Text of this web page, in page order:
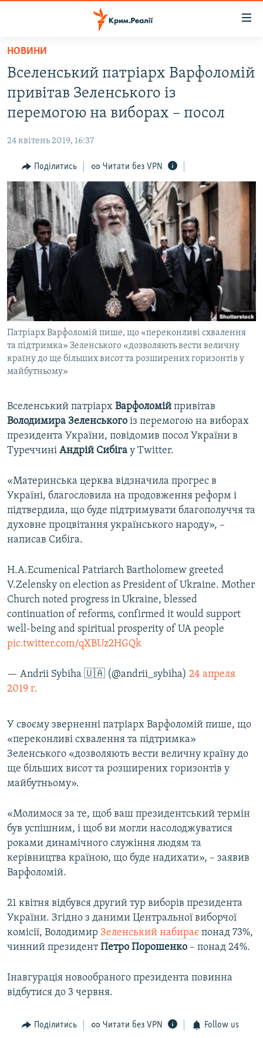
Перейти
основного
матеріалу
Перейти
до
основної
Перейти
до
пошуку
ВІДЕО ТА ФОТО
БЛОГИ
ПОГЛЯД
ІНТЕРВ'Ю
ВСЕ ЗА ДЕНЬ
СПЕЦПРОЕКТИ
ДЕПОРТАЦІЯ
ВІДЕОУРОКИ «ELIFBE»
СВІДЧЕННЯ ОКУПАЦІЇ
УКРАЇНСЬКА ПРОБЛЕМА КРИМУ
ІНФОГРАФІКА
ЯК ОБІЙТИ БЛОКУВАННЯ
Русский
Qırımtatar
ДОЛУЧАЙСЯ!
НОВИНИ
Вселенський патріарх Варфоломій
привітав Зеленського із
перемогою на виборах – посол
24 квітень 2019, 16:37
Поділитись Читати без VPN
Патріарх Варфоломій пише, що «переконливі схвалення
та підтримка» Зеленського «дозволяють вести величну
країну до ще більших висот та розширених горизонтів у
майбутньому»
Вселенський патріарх Варфоломій привітав
Володимира Зеленського із перемогою на виборах
президента України, повідомив посол України в
Туреччині Андрій Сибіга у Twitter.
«Материнська церква відзначила прогрес в
Україні, благословила на продовження реформ і
підтвердила, що буде підтримувати благополуччя та
духовне процвітання українського народу», –
написав Сибіга.
H.A.Ecumenical Patriarch Bartholomew greeted
V.Zelensky on election as President of Ukraine. Mother
Church noted progress in Ukraine, blessed
continuation of reforms, confirmed it would support
well-being and spiritual prosperity of UA people
pic.twitter.com/qXBUz2HGQk
— Andrii Sybiha 🇺🇦 (@andrii_sybiha) 24 апреля
2019 г.
У своєму зверненні патріарх Варфоломій пише, що
«переконливі схвалення та підтримка»
Зеленського «дозволяють вести величну країну до
ще більших висот та розширених горизонтів у
майбутньому».
«Молимося за те, щоб ваш президентський термін
був успішним, і щоб ви могли насолоджуватися
роками динамічного служіння людям та
керівництва країною, що буде надихати», – заявив
Варфоломій.
21 квітня відбувся другий тур виборів президента
України. Згідно з даними Центральної виборчої
комісії, Володимир Зеленський набирає понад 73%,
чинний президентПетро Порошенко – понад 24%.
Інавгурація новообраного президента повинна
відбутися до 3 червня.
Поділитись Читати без VPN Follow us